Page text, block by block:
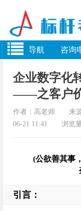
导航 咨询电
企业数字化
——之客户
作者：高老师 来
06-21 11:41 浏览量
(公欲善其事
引言：